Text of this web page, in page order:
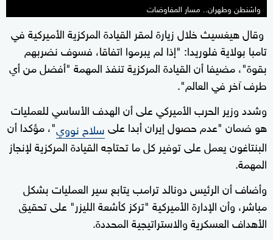
واشنطن وطهران.. مسار المفاوضات
وقال هيغسيث خلال زيارة لمقر القيادة المركزية الأميركية في
تامبا بولاية فلوريدا: "إذا لم يبرموا اتفاقا، فسوف نضربهم
بقوة"، مضيفا أن القيادة المركزية تنفذ المهمة "أفضل من أي
طرف آخر في العالم".
وشدد وزير الحرب الأميركي على أن الهدف الأساسي للعمليات
هو ضمان "عدم حصول إيران أبدا علىسلاح نووي"، مؤكدا أن
البنتاغون يعمل على توفير كل ما تحتاجه القيادة المركزية لإنجاز
المهمة.
وأضاف أن الرئيس دونالد ترامب يتابع سير العمليات بشكل
مباشر، وأن الإدارة الأميركية "تركز كأشعة الليزر" على تحقيق
الأهداف العسكرية والاستراتيجية المحددة.